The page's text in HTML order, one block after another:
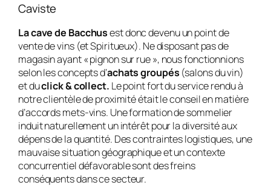
Caviste
La cave de Bacchusest donc devenu un point de
vente de vins (et Spiritueux). Ne disposant pas de
magasin ayant « pignon sur rue », nous fonctionnions
selon les concepts d’achats groupés (salons du vin)
et duclick & collect. Le point fort du service rendu à
notre clientèle de proximité était le conseil en matière
d’accords mets-vins. Une formation de sommelier
induit naturellement un intérêt pour la diversité aux
dépens de la quantité. Des contraintes logistiques, une
mauvaise situation géographique et un contexte
concurrentiel défavorable sont des freins
conséquents dans ce secteur.